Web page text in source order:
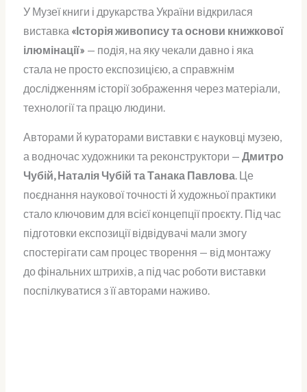
У Музеї книги і друкарства України відкрилася
виставка «Історія живопису та основи книжкової
ілюмінації» — подія, на яку чекали давно і яка
стала не просто експозицією, а справжнім
дослідженням історії зображення через матеріали,
технології та працю людини.
Авторами й кураторами виставки є науковці музею,
а водночас художники та реконструктори — Дмитро
Чубій, Наталія Чубій та Танака Павлова. Це
поєднання наукової точності й художньої практики
стало ключовим для всієї концепції проєкту. Під час
підготовки експозиції відвідувачі мали змогу
спостерігати сам процес творення — від монтажу
до фінальних штрихів, а під час роботи виставки
поспілкуватися з її авторами наживо.